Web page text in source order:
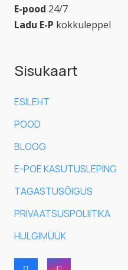
E-pood 24/7
Ladu E-P kokkuleppel
Sisukaart
ESILEHT
POOD
BLOOG
E-POE KASUTUSLEPING
TAGASTUSÕIGUS
PRIVAATSUSPOLIITIKA
HULGIMÜÜK